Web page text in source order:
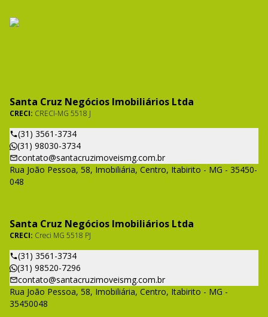
Santa Cruz Negócios Imobiliários Ltda
CRECI: CRECI-MG 5518 J
(31) 3561-3734
(31) 98030-3734
contato@santacruzimoveismg.com.br
Rua João Pessoa, 58, Imobiliária, Centro, Itabirito - MG - 35450-
048
Santa Cruz Negócios Imobiliários Ltda
CRECI: Creci MG 5518 PJ
(31) 3561-3734
(31) 98520-7296
contato@santacruzimoveismg.com.br
Rua João Pessoa, 58, Imobiliária, Centro, Itabirito - MG -
35450048